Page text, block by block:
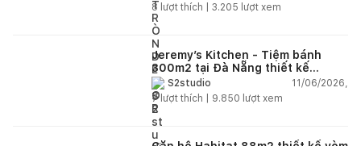
8 lượt thích | 3.205 lượt xem
Jeremy’s Kitchen - Tiệm bánh
300m2 tại Đà Nẵng thiết kế
phong cách công nghiệp hiện đại
ngập tràn ánh sáng tự nhiên
S2studio
11/06/2026,
7lượt thích | 9.850 lượt xem